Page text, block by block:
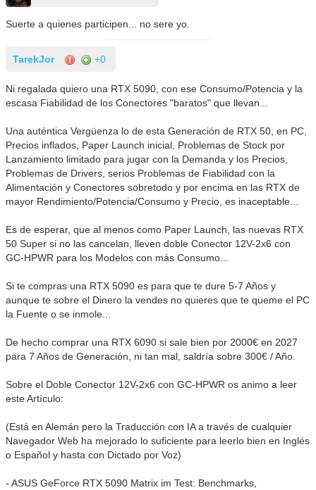
Suerte a quienes participen... no sere yo.
TarekJor +0
Ni regalada quiero una RTX 5090, con ese Consumo/Potencia y la
escasa Fiabilidad de los Conectores "baratos" que llevan...
Una auténtica Vergüenza lo de esta Generación de RTX 50, en PC,
Precios inflados, Paper Launch inicial, Problemas de Stock por
Lanzamiento limitado para jugar con la Demanda y los Precios,
Problemas de Drivers, serios Problemas de Fiabilidad con la
Alimentación y Conectores sobretodo y por encima en las RTX de
mayor Rendimiento/Potencia/Consumo y Precio, es inaceptable...
Es de esperar, que al menos como Paper Launch, las nuevas RTX
50 Super si no las cancelan, lleven doble Conector 12V-2x6 con
GC-HPWR para los Modelos con más Consumo...
Si te compras una RTX 5090 es para que te dure 5-7 Años y
aunque te sobre el Dinero la vendes no quieres que te queme el PC
la Fuente o se inmole...
De hecho comprar una RTX 6090 si sale bien por 2000€ en 2027
para 7 Años de Generación, ni tan mal, saldría sobre 300€ / Año.
Sobre el Doble Conector 12V-2x6 con GC-HPWR os animo a leer
este Artículo:
(Está en Alemán pero la Traducción con IA a través de cualquier
Navegador Web ha mejorado lo suficiente para leerlo bien en Inglés
o Español y hasta con Dictado por Voz)
- ASUS GeForce RTX 5090 Matrix im Test: Benchmarks,